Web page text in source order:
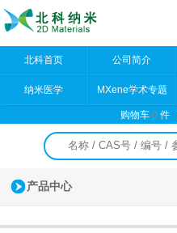
北科首页 公司简介
纳米医学 MXene学术专题
购物车0件
产品中心